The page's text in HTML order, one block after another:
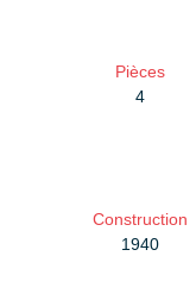
Pièces
4
Construction
1940